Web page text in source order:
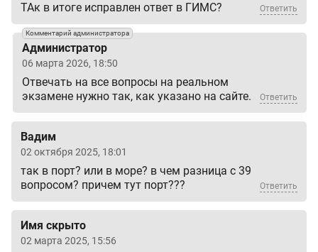
ТАк в итоге исправлен ответ в ГИМС? Ответить
Комментарий администратора
Администратор
06 марта 2026, 18:50
Отвечать на все вопросы на реальном
экзамене нужно так, как указано на сайте.
Ответить
Вадим
02 октября 2025, 18:01
так в порт? или в море? в чем разница с 39
вопросом? причем тут порт???
Ответить
Имя скрыто
02 марта 2025, 15:56